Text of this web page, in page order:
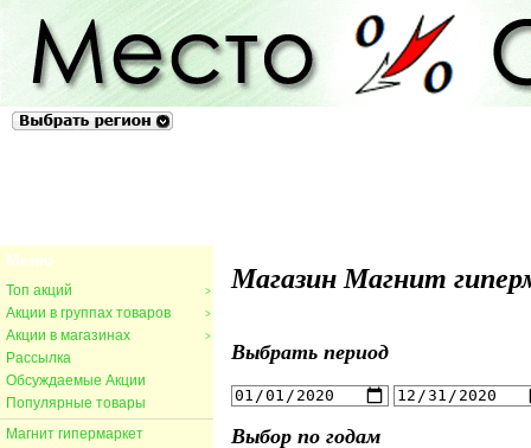
Меню
>
Топ акций
>
Акции в группах товаров
>
Акции в магазинах
Рассылка
Обсуждаемые Акции
Популярные товары
Магнит гипермаркет
Магазин Магнит
Выбрать период
Выбор по годам